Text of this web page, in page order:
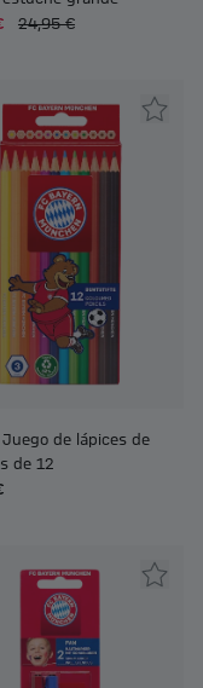
24,95 €
Juego de lápices de
de 12